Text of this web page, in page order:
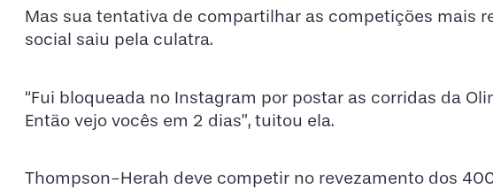
Mas sua tentativa de compartilhar as competições mais
social saiu pela culatra.
“Fui bloqueada no Instagram por postar as corridas da
Então vejo vocês em 2 dias”, tuitou ela.
Thompson-Herah deve competir no revezamento dos